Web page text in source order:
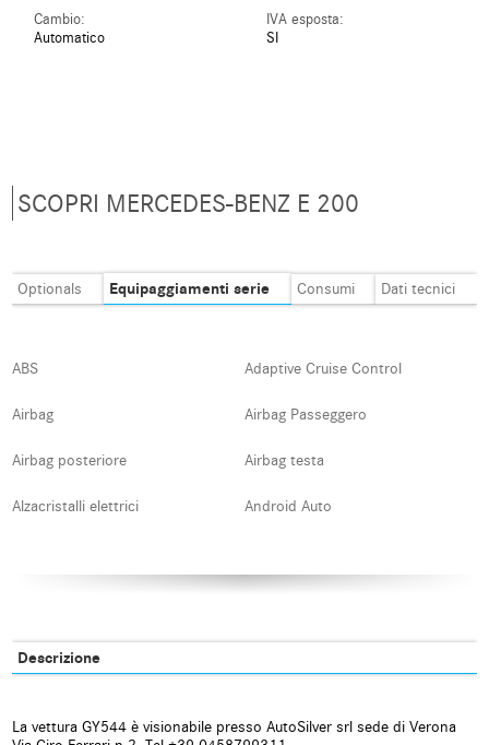
Cambio:
Automatico
IVA esposta:
SI
SCOPRI MERCEDES-BENZ E 200
Optionals Equipaggiamenti serie Consumi Dati tecnici
ABS Adaptive Cruise Control
Airbag Airbag Passeggero
Airbag posteriore Airbag testa
Alzacristalli elettrici Android Auto
Boardcomputer Bracciolo
Descrizione
La vettura GY544 è visionabile presso AutoSilver srl sede di Verona